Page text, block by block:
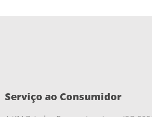
Serviço ao Consumidor